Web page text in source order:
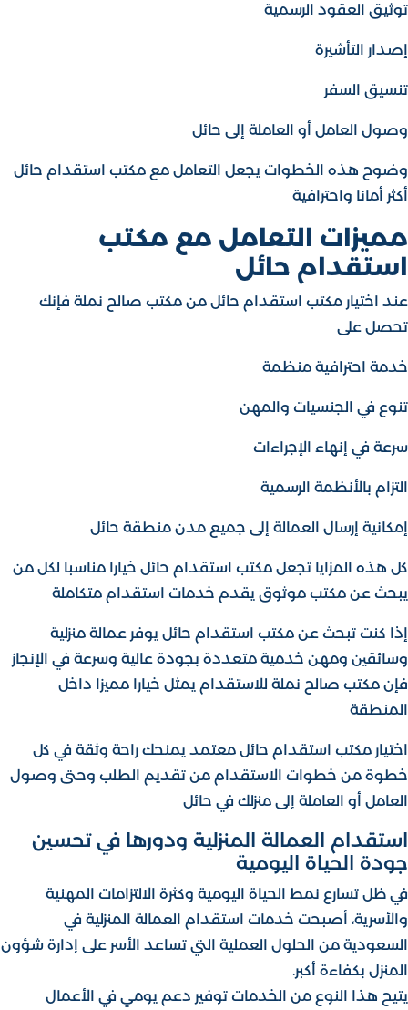
اسئلة شائعة
تواصل معنا
توثيق العقود الرسمية
إصدار التأشيرة
تنسيق السفر
وصول العامل أو العاملة إلى حائل
وضوح هذه الخطوات يجعل التعامل مع مكتب استقدام حائل
أكثر أمانا واحترافية
مميزات التعامل مع مكتب
استقدام حائل
عند اختيار مكتب استقدام حائل من مكتب صالح نملة فإنك
تحصل على
خدمة احترافية منظمة
تنوع في الجنسيات والمهن
سرعة في إنهاء الإجراءات
التزام بالأنظمة الرسمية
إمكانية إرسال العمالة إلى جميع مدن منطقة حائل
كل هذه المزايا تجعل مكتب استقدام حائل خيارا مناسبا لكل من
يبحث عن مكتب موثوق يقدم خدمات استقدام متكاملة
إذا كنت تبحث عن مكتب استقدام حائل يوفر عمالة منزلية
وسائقين ومهن خدمية متعددة بجودة عالية وسرعة في الإنجاز
فإن مكتب صالح نملة للاستقدام يمثل خيارا مميزا داخل
المنطقة
اختيار مكتب استقدام حائل معتمد يمنحك راحة وثقة في كل
خطوة من خطوات الاستقدام من تقديم الطلب وحتى وصول
العامل أو العاملة إلى منزلك في حائل
استقدام العمالة المنزلية ودورها في تحسين
جودة الحياة اليومية
في ظل تسارع نمط الحياة اليومية وكثرة الالتزامات المهنية
والأسرية، أصبحت خدمات استقدام العمالة المنزلية في
السعودية من الحلول العملية التي تساعد الأسر على إدارة شؤون
المنزل بكفاءة أكبر.
يتيح هذا النوع من الخدمات توفير دعم يومي في الأعمال